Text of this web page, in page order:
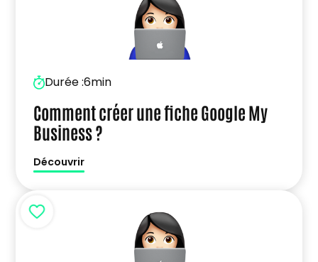
Durée :6min
Comment créer une fiche Google My
Business ?
Découvrir